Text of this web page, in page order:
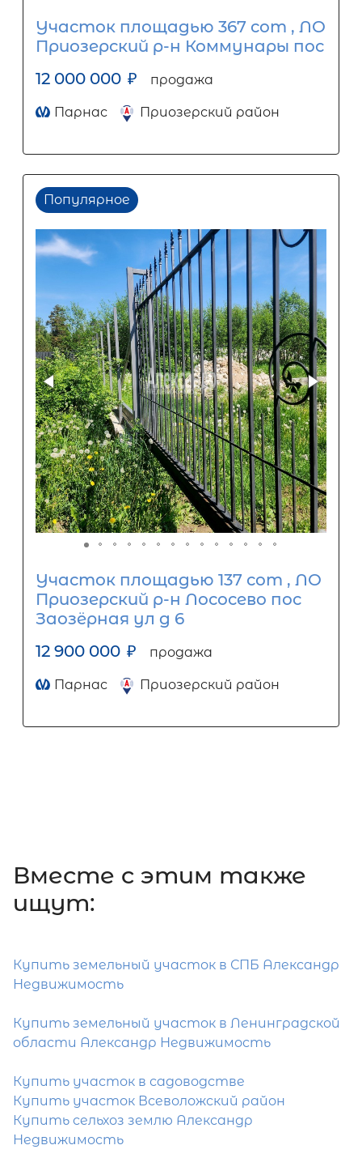
Участок площадью 367 сот , ЛО
Приозерский р-н Коммунары пос
12 000 000 ₽ продажа
Парнас Приозерский район
Популярное
Участок площадью 137 сот , ЛО
Приозерский р-н Лососево пос
Заозёрная ул д 6
12 900 000 ₽ продажа
Парнас Приозерский район
Вместе c этим также
ищут:
Купить земельный участок в СПБ Александр
Недвижимость
Купить земельный участок в Ленинградской
области Александр Недвижимость
Купить участок в садоводстве
Купить участок Всеволожский район
Купить сельхоз землю Александр
Недвижимость